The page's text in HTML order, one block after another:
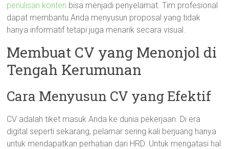
penulisan konten bisa menjadi penyelamat. Tim profesional
dapat membantu Anda menyusun proposal yang tidak
hanya informatif tetapi juga menarik secara visual.
Membuat CV yang Menonjol di
Tengah Kerumunan
Cara Menyusun CV yang Efektif
CV adalah tiket masuk Anda ke dunia pekerjaan. Di era
digital seperti sekarang, pelamar sering kali berjuang hanya
untuk mendapatkan perhatian dari HRD. Untuk mengatasi hal